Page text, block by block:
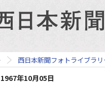
西日本新聞フォトライブラリ
1967年10月05日